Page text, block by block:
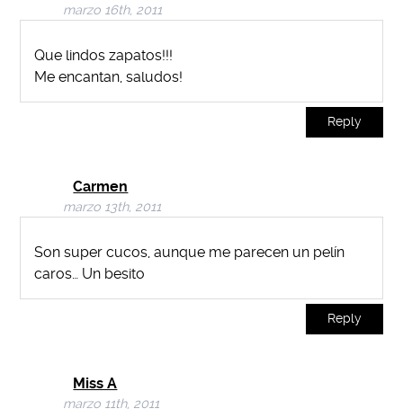
marzo 16th, 2011
Que lindos zapatos!!!
Me encantan, saludos!
Reply
Carmen
marzo 13th, 2011
Son super cucos, aunque me parecen un pelín
caros… Un besito
Reply
Miss A
marzo 11th, 2011